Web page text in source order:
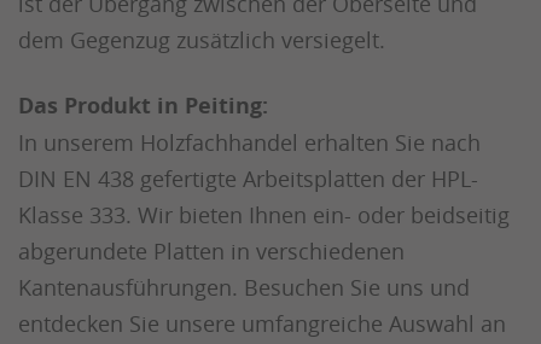
dem Gegenzug zusätzlich versiegelt.
Das Produkt in Peiting:
In unserem Holzfachhandel erhalten Sie nach
DIN EN 438 gefertigte Arbeitsplatten der HPL-
Klasse 333. Wir bieten Ihnen ein- oder beidseitig
abgerundete Platten in verschiedenen
Kantenausführungen. Besuchen Sie uns und
entdecken Sie unsere umfangreiche Auswahl an